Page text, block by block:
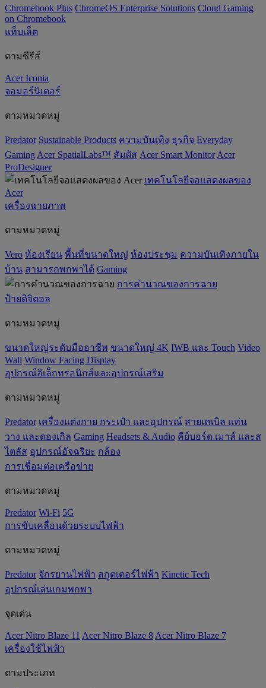
Chromebook Plus ChromeOS Enterprise Solutions Cloud Gaming
on Chromebook
แท็บเล็ต
ตามซีรีส์
Acer Iconia
จอมอร์นิเตอร์
ตามหมวดหมู่
Predator ‌Sustainable Products ความบันเทิง ธุรกิจ Everyday
Gaming Acer SpatialLabs™ สัมผัส Acer Smart Monitor Acer
ProDesigner
เทคโนโลยีจอแสดงผลของ
Acer
เครื่องฉายภาพ
ตามหมวดหมู่
Vero ห้องเรียน พื้นที่ขนาดใหญ่ ห้องประชุม ความบันเทิงภายใน
บ้าน สามารถพกพาได้ Gaming
การคำนวณของการฉาย
ป้ายดิจิตอล
ตามหมวดหมู่
ขนาดใหญ่ระดับมืออาชีพ ขนาดใหญ่ 4K IWB และ Touch Video
Wall Window Facing Display
อุปกรณ์อิเล็กทรอนิกส์และอุปกรณ์เสริม
ตามหมวดหมู่
Predator เครื่องแต่งกาย กระเป๋า และอุปกรณ์ สายเคเบิล แท่น
วาง และดองเกิล Gaming ‌Headsets & Audio คีย์บอร์ด เมาส์ และส
ไตลัส อุปกรณ์อัจฉริยะ กล้อง
การเชื่อมต่อเครือข่าย
ตามหมวดหมู่
Predator Wi-Fi 5G
การขับเคลื่อนด้วยระบบไฟฟ้า
ตามหมวดหมู่
Predator จักรยานไฟฟ้า สกูตเตอร์ไฟฟ้า Kinetic Tech
อุปกรณ์เล่นเกมพกพา
จุดเด่น
Acer Nitro Blaze 11 Acer Nitro Blaze 8 Acer Nitro Blaze 7
เครื่องใช้ไฟฟ้า
ตามประเภท